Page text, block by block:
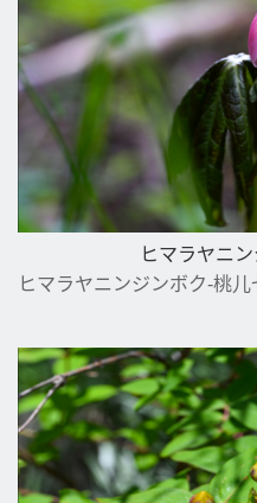
ヒマラヤニ
ヒマラヤニンジンボク-桃儿